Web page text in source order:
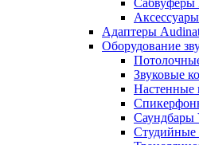
Сабвуферы
Адаптеры
Оборудование
Звуковые
Настенные
Саундбары
Студийные